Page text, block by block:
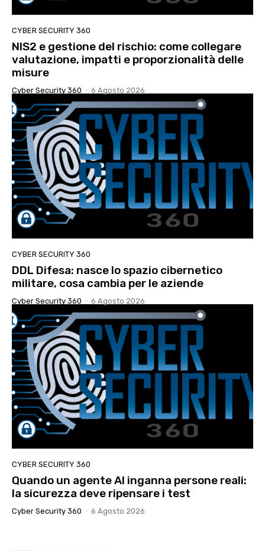
CYBER SECURITY 360
NIS2 e gestione del rischio: come collegare
valutazione, impatti e proporzionalità delle
misure
Cyber Security 360 - 6 Agosto 2026
CYBER SECURITY 360
DDL Difesa: nasce lo spazio cibernetico
militare, cosa cambia per le aziende
Cyber Security 360 - 6 Agosto 2026
CYBER SECURITY 360
Quando un agente AI inganna persone reali:
la sicurezza deve ripensare i test
Cyber Security 360 - 6 Agosto 2026